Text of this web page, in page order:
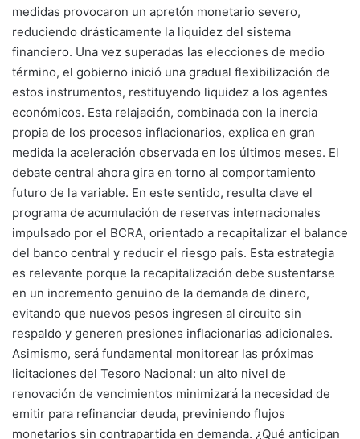
medidas provocaron un apretón monetario severo,
reduciendo drásticamente la liquidez del sistema
financiero. Una vez superadas las elecciones de medio
término, el gobierno inició una gradual flexibilización de
estos instrumentos, restituyendo liquidez a los agentes
económicos. Esta relajación, combinada con la inercia
propia de los procesos inflacionarios, explica en gran
medida la aceleración observada en los últimos meses. El
debate central ahora gira en torno al comportamiento
futuro de la variable. En este sentido, resulta clave el
programa de acumulación de reservas internacionales
impulsado por el BCRA, orientado a recapitalizar el balance
del banco central y reducir el riesgo país. Esta estrategia
es relevante porque la recapitalización debe sustentarse
en un incremento genuino de la demanda de dinero,
evitando que nuevos pesos ingresen al circuito sin
respaldo y generen presiones inflacionarias adicionales.
Asimismo, será fundamental monitorear las próximas
licitaciones del Tesoro Nacional: un alto nivel de
renovación de vencimientos minimizará la necesidad de
emitir para refinanciar deuda, previniendo flujos
monetarios sin contrapartida en demanda. ¿Qué anticipan